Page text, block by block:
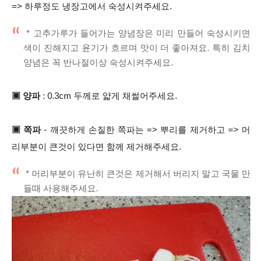
=> 하루정도 냉장고에서 숙성시켜주세요.
* 고추가루가 들어가는 양념장은 미리 만들어 숙성시키면
색이 진해지고 윤기가 흐르며 맛이 더 좋아져요. 특히 김치
양념은 꼭 반나절이상 숙성시켜주세요.
▣ 양파: 0.3cm 두께로 얇게 채썰어주세요.
▣ 쪽파- 깨끗하게 손질한 쪽파는 => 뿌리를 제거하고 => 머
리부분이 큰것이 있다면 함께 제거해주세요.
* 머리부분이 유난히 큰것은 제거해서 버리지 말고 국물 만
들때 사용해주세요.